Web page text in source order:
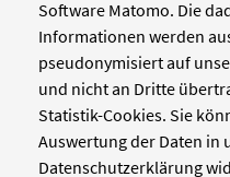
Software Matomo. Die
Informationen werden
pseudonymisiert auf
und nicht an Dritte
Statistik-Cookies. Sie
Auswertung der Daten in
Datenschutzerklärung
www.zellwerk.com